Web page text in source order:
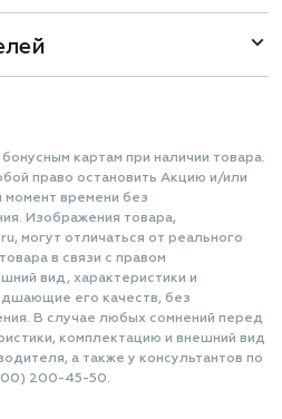
картам при наличии товара.
право остановить Акцию и/или
момент времени без
Изображения товара,
могут отличаться от реального
в связи с правом
вид, характеристики и
его качеств, без
В случае любых сомнений перед
комплектацию и внешний вид
а также у консультантов по
200-45-50.